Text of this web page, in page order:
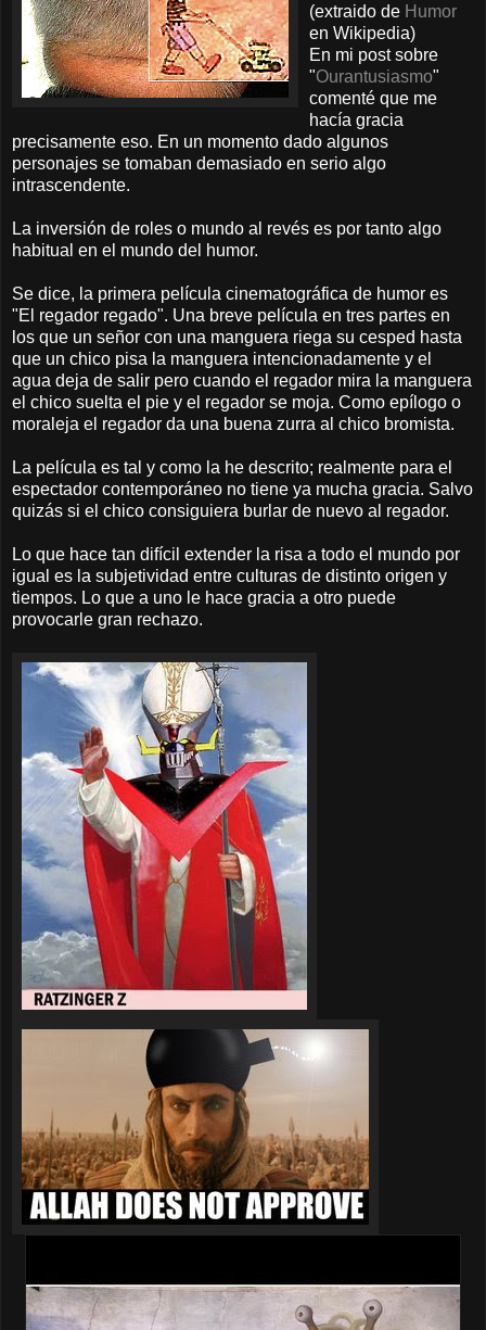
(extraido de Humor
en Wikipedia)
En mi post sobre
"Ourantusiasmo"
comenté que me
hacía gracia
precisamente eso. En un momento dado algunos
personajes se tomaban demasiado en serio algo
intrascendente.
La inversión de roles o mundo al revés es por tanto algo
habitual en el mundo del humor.
Se dice, la primera película cinematográfica de humor es
"El regador regado". Una breve película en tres partes en
los que un señor con una manguera riega su cesped hasta
que un chico pisa la manguera intencionadamente y el
agua deja de salir pero cuando el regador mira la manguera
el chico suelta el pie y el regador se moja. Como epílogo o
moraleja el regador da una buena zurra al chico bromista.
La película es tal y como la he descrito; realmente para el
espectador contemporáneo no tiene ya mucha gracia. Salvo
quizás si el chico consiguiera burlar de nuevo al regador.
Lo que hace tan difícil extender la risa a todo el mundo por
igual es la subjetividad entre culturas de distinto origen y
tiempos. Lo que a uno le hace gracia a otro puede
provocarle gran rechazo.